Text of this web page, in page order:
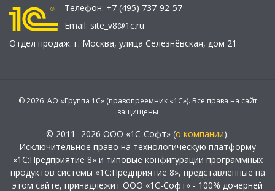
Телефон: +7 (495) 737-92-57
Email: site_v8@1c.ru
Отдел продаж: г. Москва, улица Селезнёвская, дом 21
© 2026 АО «Группа 1С» (правопреемник «1С»). Все права на сайт
защищены
© 2011- 2026 ООО «1С-Софт» (о компании).
Исключительное право на технологическую платформу
«1С:Предприятие 8» и типовые конфигурации программных
продуктов системы «1С:Предприятие 8», представленные на
этом сайте, принадлежит ООО «1С-Софт» - 100% дочерней